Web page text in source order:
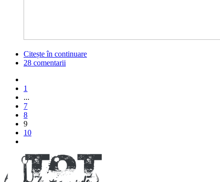
Citește în continuare
28 comentarii
1
...
7
8
9
10